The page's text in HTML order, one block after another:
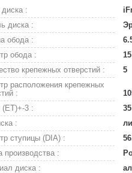
:
диска :
обода :
обода :
15
крепежных отверстий :
5
расположения крепежных
:
(ET)+-3 :
35
:
ступицы (DIA) :
производства :
диска :